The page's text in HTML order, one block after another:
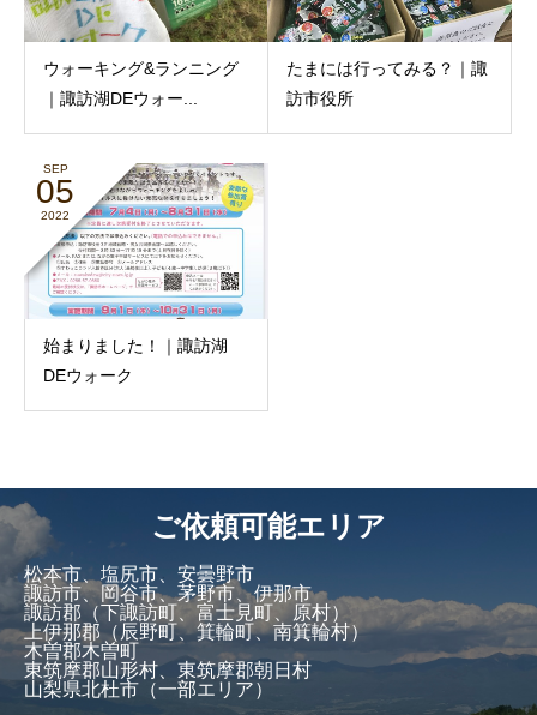
ウォーキング&ランニング
｜諏訪湖DEウォー...
たまには行ってみる？｜諏
訪市役所
SEP
05
2022
始まりました！｜諏訪湖
DEウォーク
ご依頼可能エリア
松本市、塩尻市、安曇野市
諏訪市、岡谷市、茅野市、伊那市
諏訪郡（下諏訪町、富士見町、原村）
上伊那郡（辰野町、箕輪町、南箕輪村）
木曽郡木曽町
東筑摩郡山形村、東筑摩郡朝日村
山梨県北杜市（一部エリア）